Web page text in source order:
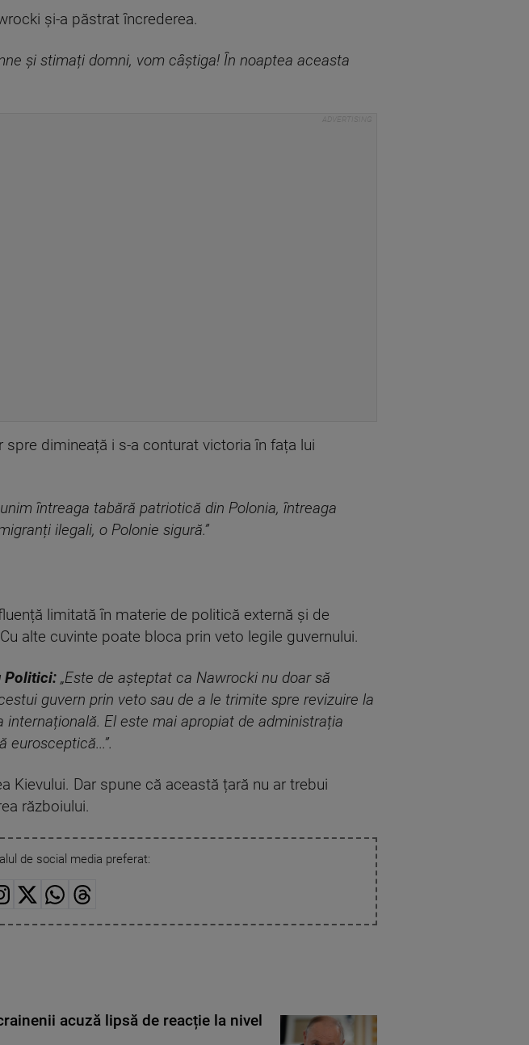
și-a păstrat încrederea.
și stimați domni, vom câștiga! În noaptea aceasta
spre dimineață i s-a conturat victoria în fața lui
întreaga tabără patriotică din Polonia, întreaga
ilegali, o Polonie sigură.”
limitată în materie de politică externă și de
alte cuvinte poate bloca prin veto legile guvernului.
Politici: „Este de așteptat ca Nawrocki nu doar să
guvern prin veto sau de a le trimite spre revizuire la
El este mai apropiat de administrația
Kievului. Dar spune că această țară nu ar trebui
războiului.
de social media preferat:
acuză lipsă de reacție la nivel